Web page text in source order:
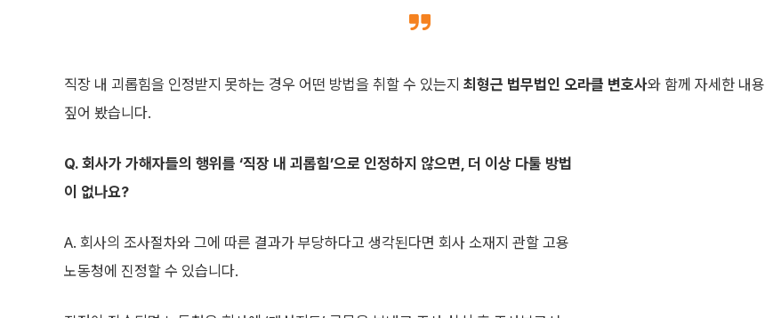
직장 내 괴롭힘을 인정받지 못하는 경우 어떤 방법을 취할 수 있는지 최형근 법무법인 오라클 변호사와 함께 자세한 내용
짚어 봤습니다.
Q. 회사가 가해자들의 행위를 ‘직장 내 괴롭힘’으로 인정하지 않으면, 더 이상 다툴 방법
이 없나요?
A. 회사의 조사절차와 그에 따른 결과가 부당하다고 생각된다면 회사 소재지 관할 고용
노동청에 진정할 수 있습니다.